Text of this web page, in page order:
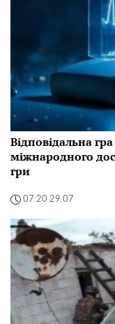
Відповідальна
міжнародного
гри
07:20 29.07